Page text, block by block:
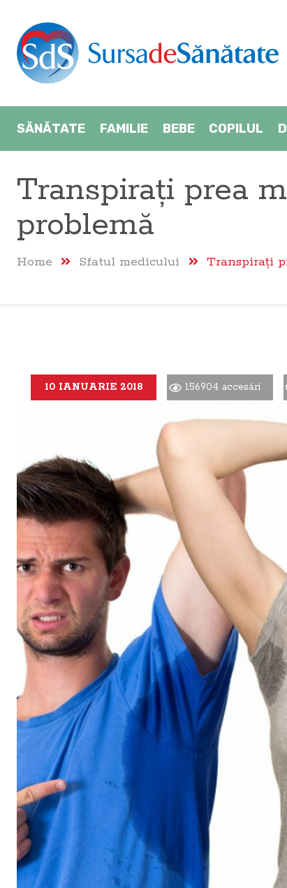
SĂNĂTATE FAMILIE BEBE COPILUL
Transpirați prea
problemă
Home Sfatul medicului Transpirați
10 IANUARIE 2018 156904 accesări